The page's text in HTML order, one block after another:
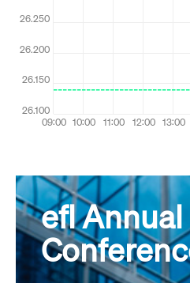
efl Annual